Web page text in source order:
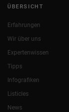
ÜBERSICHT
Erfahrungen
Wir über uns
Expertenwissen
Tipps
Infografiken
Listicles
News